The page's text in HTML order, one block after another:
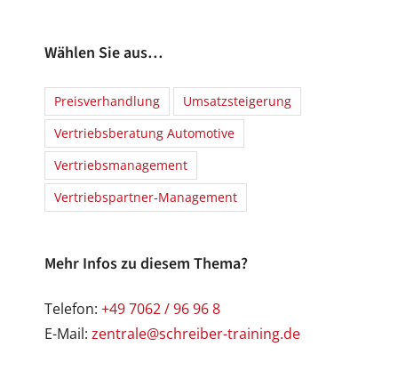
Wählen Sie aus…
Preisverhandlung
Umsatzsteigerung
Vertriebsberatung Automotive
Vertriebsmanagement
Vertriebspartner-Management
Mehr Infos zu diesem Thema?
Telefon: +49 7062 / 96 96 8
E-Mail: zentrale@schreiber-training.de